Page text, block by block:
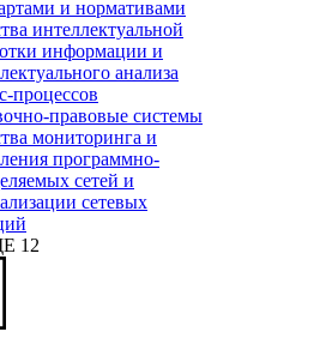
и нормативами
интеллектуальной
информации и
анализа
процессов
правовые системы
мониторинга и
программно-
сетей и
сетевых
12